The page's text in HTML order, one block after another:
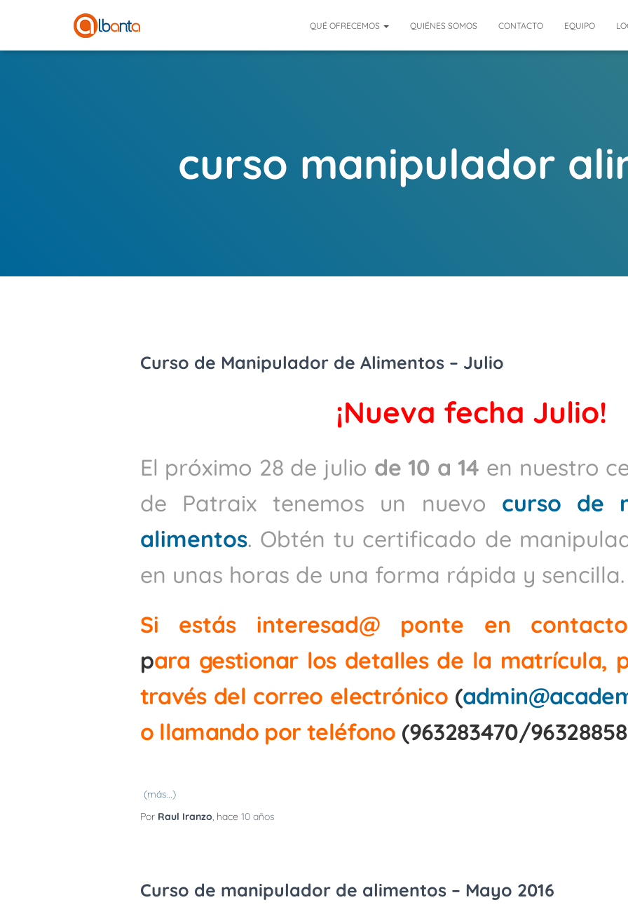
QUÉ OFRECEMOS QUIÉNES SOMOS CONTACTO EQUIPO
curso manipulador
Curso de Manipulador de Alimentos – Julio
¡Nueva fecha Julio!
El próximo 28 de julio de 10 a 14 en nuestro
de Patraix tenemos un nuevo curso de
alimentos. Obtén tu certificado de
en unas horas de una forma rápida y sencilla.
Si estás interesad@ ponte en
para gestionar los detalles de la matrícula,
través del correo electrónico (
o llamando por teléfono (963283470/
(más…)
Por Raul Iranzo, hace 10 años
Curso de manipulador de alimentos – Mayo 2016